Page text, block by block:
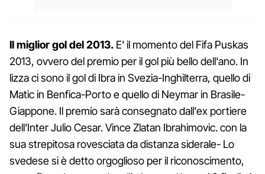
Il miglior gol del 2013. E' il momento del Fifa Puskas
2013, ovvero del premio per il gol più bello dell'ano. In
lizza ci sono il gol di Ibra in Svezia-Inghilterra, quello di
Matic in Benfica-Porto e quello di Neymar in Brasile-
Giappone. Il premio sarà consegnato dall'ex portiere
dell'Inter Julio Cesar. Vince Zlatan Ibrahimovic. con la
sua strepitosa rovesciata da distanza siderale- Lo
svedese si è detto orgoglioso per il riconoscimento,